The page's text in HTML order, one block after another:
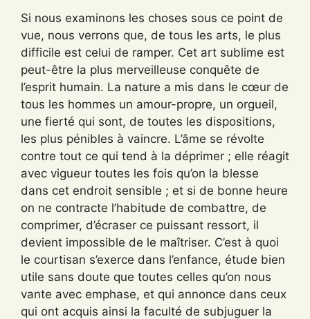
Si nous examinons les choses sous ce point de
vue, nous verrons que, de tous les arts, le plus
difficile est celui de ramper. Cet art sublime est
peut-être la plus merveilleuse conquête de
l’esprit humain. La nature a mis dans le cœur de
tous les hommes un amour-propre, un orgueil,
une fierté qui sont, de toutes les dispositions,
les plus pénibles à vaincre. L’âme se révolte
contre tout ce qui tend à la déprimer ; elle réagit
avec vigueur toutes les fois qu’on la blesse
dans cet endroit sensible ; et si de bonne heure
on ne contracte l’habitude de combattre, de
comprimer, d’écraser ce puissant ressort, il
devient impossible de le maîtriser. C’est à quoi
le courtisan s’exerce dans l’enfance, étude bien
utile sans doute que toutes celles qu’on nous
vante avec emphase, et qui annonce dans ceux
qui ont acquis ainsi la faculté de subjuguer la